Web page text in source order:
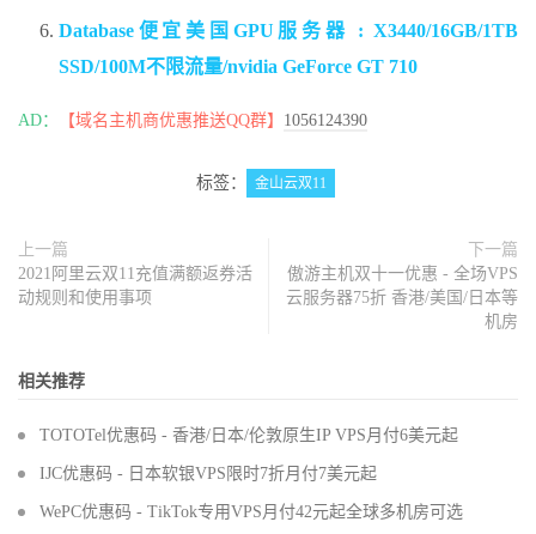
Database便宜美国GPU服务器 : X3440/16GB/1TB
SSD/100M不限流量/nvidia GeForce GT 710
AD： 【域名主机商优惠推送QQ群】 1056124390
标签： 金山云双11
上一篇
2021阿里云双11充值满额返券活
动规则和使用事项
下一篇
傲游主机双十一优惠 - 全场VPS
云服务器75折 香港/美国/日本等
机房
相关推荐
TOTOTel优惠码 - 香港/日本/伦敦原生IP VPS月付6美元起
IJC优惠码 - 日本软银VPS限时7折月付7美元起
WePC优惠码 - TikTok专用VPS月付42元起全球多机房可选